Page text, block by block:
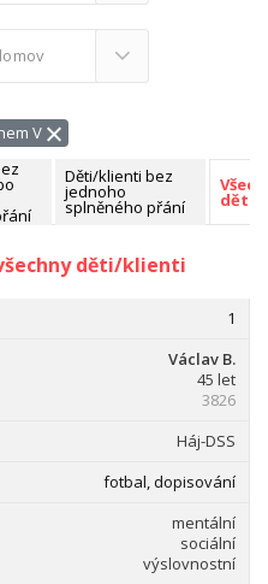
V
Děti/klienti bez
jednoho
splněného přání
děti/
děti/klienti
1
Václav B.
45 let
3826
Háj-DSS
fotbal, dopisování
mentální
sociální
výslovnostní